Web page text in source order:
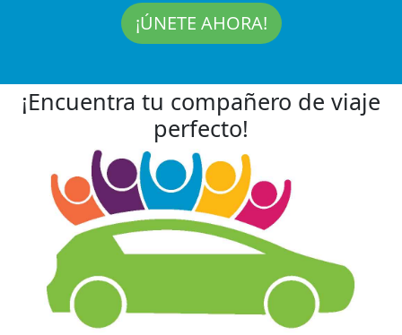
¡ÚNETE AHORA!
¡Encuentra tu compañero de viaje
perfecto!